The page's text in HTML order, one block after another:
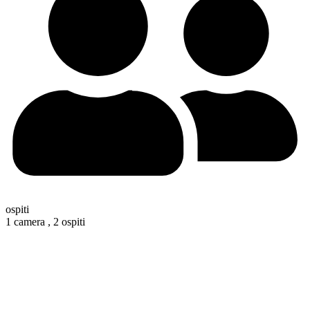
ospiti
1 camera , 2 ospiti